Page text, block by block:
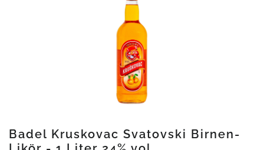
Badel Kruskovac Svatovski Birnen-